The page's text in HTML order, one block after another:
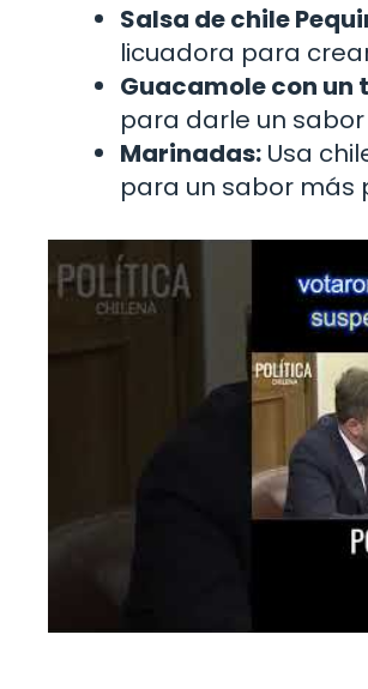
Salsa de chile
licuadora para
Guacamole con un
para darle un
Marinadas: Usa
para un sabor más